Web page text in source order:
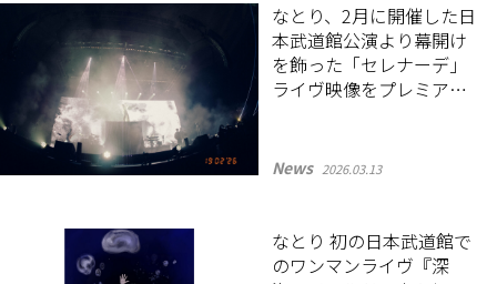
なとり、2月に開催した日
本武道館公演より幕開け
を飾った「セレナーデ」
ライヴ映像をプレミア公
News 2026.03.13
なとり 初の日本武道館で
のワンマンライヴ『深